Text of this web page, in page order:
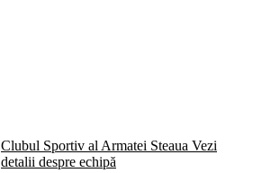
Clubul Sportiv al Armatei Steaua Vezi
detalii despre echipă